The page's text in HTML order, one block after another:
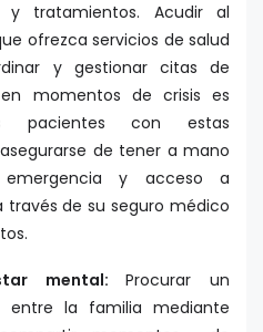
tratamientos. Acudir al
ofrezca servicios de salud
y gestionar citas de
momentos de crisis es
pacientes con estas
de tener a mano
y acceso a
de su seguro médico
mental:Procurar un
entre la familia mediante